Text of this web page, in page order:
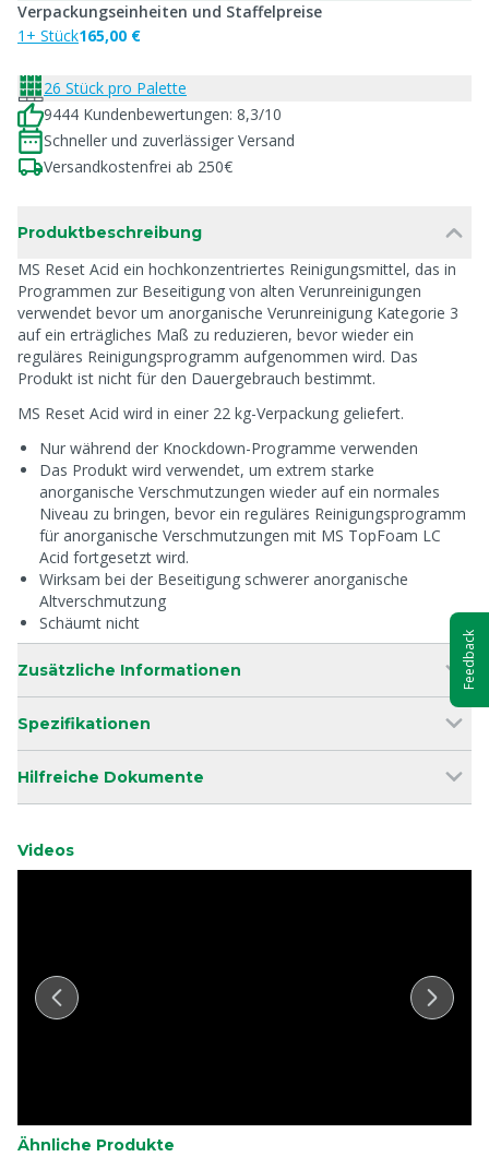
Verpackungseinheiten und Staffelpreise
1+ Stück165,00 €
26 Stück pro Palette
9444 Kundenbewertungen: 8,3/10
Schneller und zuverlässiger Versand
Versandkostenfrei ab 250€
Produktbeschreibung
MS Reset Acid ein hochkonzentriertes Reinigungsmittel, das in
Programmen zur Beseitigung von alten Verunreinigungen
verwendet bevor um anorganische Verunreinigung Kategorie 3
auf ein erträgliches Maß zu reduzieren, bevor wieder ein
reguläres Reinigungsprogramm aufgenommen wird. Das
Produkt ist nicht für den Dauergebrauch bestimmt.
MS Reset Acid wird in einer 22 kg-Verpackung geliefert.
Nur während der Knockdown-Programme verwenden
Das Produkt wird verwendet, um extrem starke
anorganische Verschmutzungen wieder auf ein normales
Niveau zu bringen, bevor ein reguläres Reinigungsprogramm
für anorganische Verschmutzungen mit MS TopFoam LC
Acid fortgesetzt wird.
Wirksam bei der Beseitigung schwerer anorganische
Altverschmutzung
Schäumt nicht
Zusätzliche Informationen
Spezifikationen
Hilfreiche Dokumente
Videos
Ähnliche Produkte
Feedback